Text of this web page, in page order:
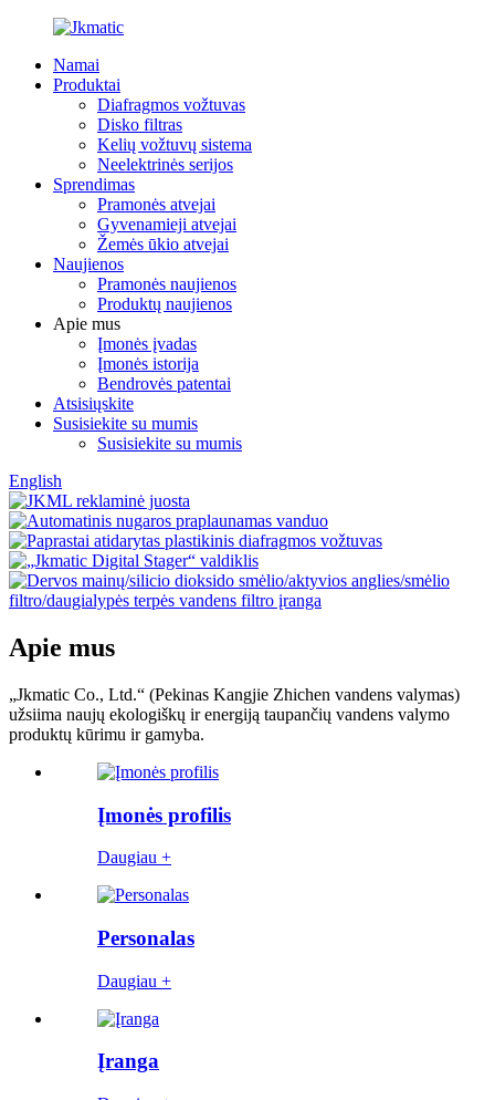
Namai
Produktai
Diafragmos vožtuvas
Disko filtras
Kelių vožtuvų sistema
Neelektrinės serijos
Sprendimas
Pramonės atvejai
Gyvenamieji atvejai
Žemės ūkio atvejai
Naujienos
Pramonės naujienos
Produktų naujienos
Apie mus
Įmonės įvadas
Įmonės istorija
Bendrovės patentai
Atsisiųskite
Susisiekite su mumis
Susisiekite su mumis
English
Apie mus
„Jkmatic Co., Ltd.“ (Pekinas Kangjie Zhichen vandens valymas)
užsiima naujų ekologiškų ir energiją taupančių vandens valymo
produktų kūrimu ir gamyba.
Įmonės profilis
Daugiau +
Personalas
Daugiau +
Įranga